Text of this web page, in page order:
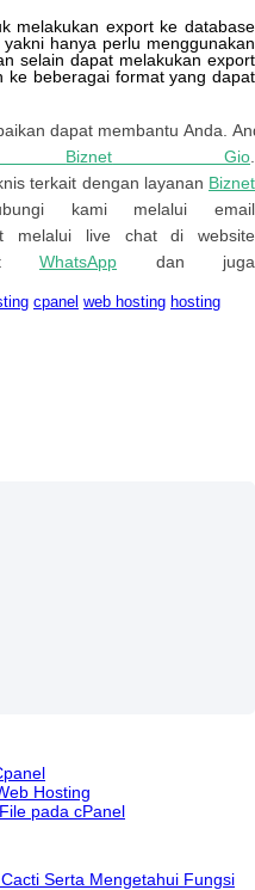
melakukan export ke database
yakni hanya perlu menggunakan
selain dapat melakukan export
ke beberagai format yang dapat
dapat membantu Anda
Biznet Gio
terkait dengan layanan Biznet
kami melalui
email
melalui live chat di
website
WhatsApp dan
juga
cpanel web hosting hosting
Hosting
pada cPanel
Serta Mengetahui Fungsi